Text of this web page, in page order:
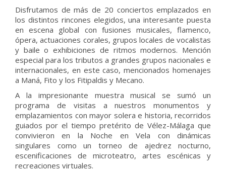
Disfrutamos de más de 20 conciertos emplazados en
los distintos rincones elegidos, una interesante puesta
en escena global con fusiones musicales, flamenco,
ópera, actuaciones corales, grupos locales de vocalistas
y baile o exhibiciones de ritmos modernos. Mención
especial para los tributos a grandes grupos nacionales e
internacionales, en este caso, mencionados homenajes
a Maná, Fito y los Fitipaldis y Mecano.
A la impresionante muestra musical se sumó un
programa de visitas a nuestros monumentos y
emplazamientos con mayor solera e historia, recorridos
guiados por el tiempo pretérito de Vélez-Málaga que
convivieron en la Noche en Vela con dinámicas
singulares como un torneo de ajedrez nocturno,
escenificaciones de microteatro, artes escénicas y
recreaciones virtuales.